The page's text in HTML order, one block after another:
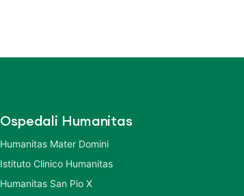
Ospedali Humanitas
Humanitas Mater Domini
Istituto Clinico Humanitas
Humanitas San Pio X